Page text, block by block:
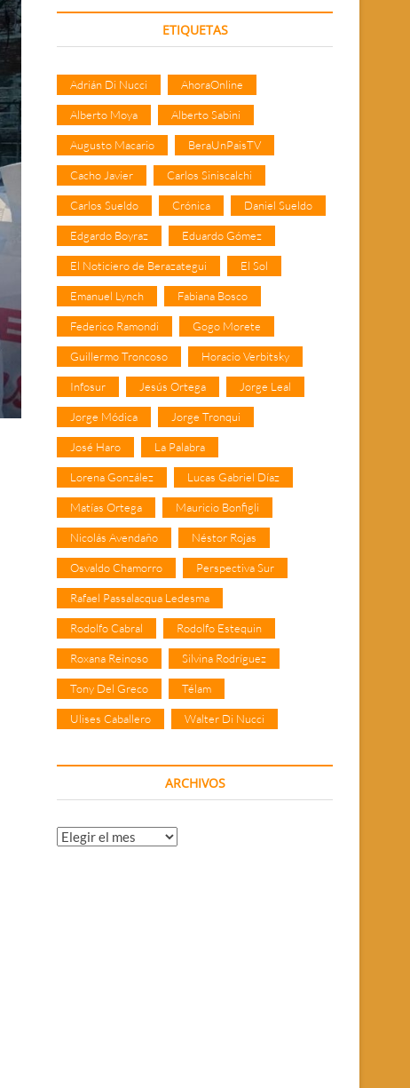
ETIQUETAS
Adrián Di Nucci AhoraOnline
Alberto Moya Alberto Sabini
Augusto Macario BeraUnPaisTV
Cacho Javier Carlos Siniscalchi
Carlos Sueldo Crónica Daniel Sueldo
Edgardo Boyraz Eduardo Gómez
El Noticiero de Berazategui El Sol
Emanuel Lynch Fabiana Bosco
Federico Ramondi Gogo Morete
Guillermo Troncoso Horacio Verbitsky
Infosur Jesús Ortega Jorge Leal
Jorge Módica Jorge Tronqui
José Haro La Palabra
Lorena González Lucas Gabriel Díaz
Matías Ortega Mauricio Bonfigli
Nicolás Avendaño Néstor Rojas
Osvaldo Chamorro Perspectiva Sur
Rafael Passalacqua Ledesma
Rodolfo Cabral Rodolfo Estequin
Roxana Reinoso Silvina Rodríguez
Tony Del Greco Télam
Ulises Caballero Walter Di Nucci
ARCHIVOS
Archivos